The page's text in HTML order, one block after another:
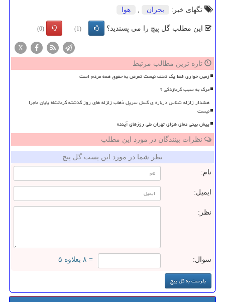
تگهای خبر:
بحران , هوا
این مطلب گل پیچ را می پسندید؟ (1)
(0)
X
تازه ترین مطالب مرتبط
زمین خواری فقط یک تخلف نیست تعرض به حقوق همه مردم است
مرگ به سبب گرمازدگی ؟
هشدار زلزله شناس درباره ی گسل سرپل ذهاب زلزله های روز گذشته کرمانشاه پایان ماجرا
نیست
پیش بینی دمای هوای تهران طی روزهای آینده
نظرات بینندگان در مورد این مطلب
نظر شما در مورد این پست گل پیچ
نام:
ایمیل:
نظر:
سوال: = ۸ بعلاوه ۵